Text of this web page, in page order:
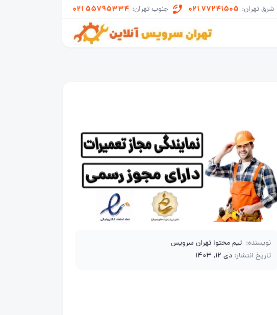
شرق تهران: 021 77241505 جنوب تهران: 021 55795334
نویسنده: تیم محتوا تهران سرویس
تاریخ انتشار: دی 12, 1403